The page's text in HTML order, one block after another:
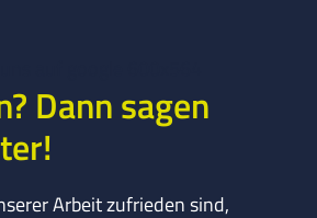
Dann sagen
Arbeit zufrieden sind,